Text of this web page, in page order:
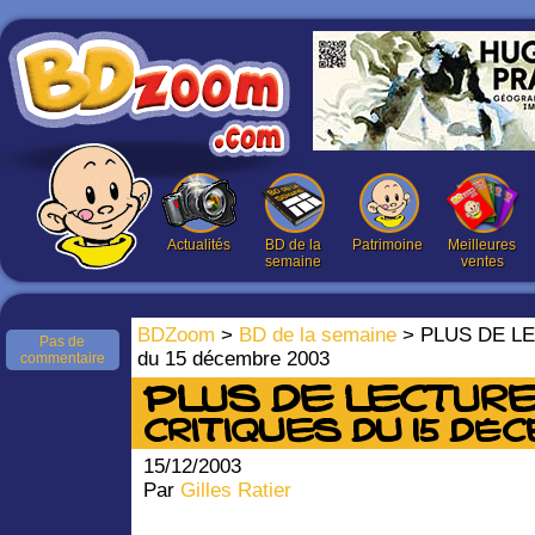
Actualités
BD de la
semaine
Patrimoine
Meilleures
ventes
BDZoom > BD de la semaine > PLUS DE
du 15 décembre 2003
Pas de
commentaire
PLUS DE
critiques du 15
15/12/2003
Par Gilles Ratier